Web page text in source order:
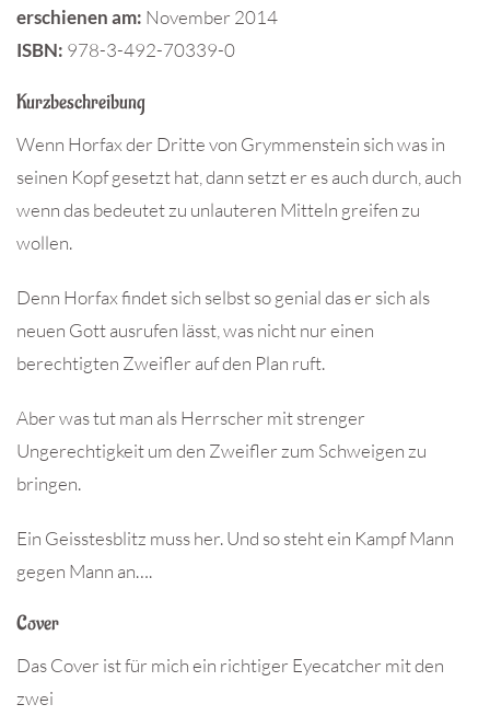
erschienen am: November 2014
ISBN: 978-3-492-70339-0
Kurzbeschreibung
Wenn Horfax der Dritte von Grymmenstein sich was in
seinen Kopf gesetzt hat, dann setzt er es auch durch, auch
wenn das bedeutet zu unlauteren Mitteln greifen zu
wollen.
Denn Horfax findet sich selbst so genial das er sich als
neuen Gott ausrufen lässt, was nicht nur einen
berechtigten Zweifler auf den Plan ruft.
Aber was tut man als Herrscher mit strenger
Ungerechtigkeit um den Zweifler zum Schweigen zu
bringen.
Ein Geisstesblitz muss her. Und so steht ein Kampf Mann
gegen Mann an….
Cover
Das Cover ist für mich ein richtiger Eyecatcher mit den
zwei